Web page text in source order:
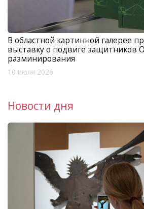
В областной картинной галерее
выставку о подвиге защитников
разминирования
10 июля 2026
Новости дня